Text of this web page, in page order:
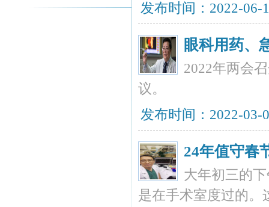
发布时间：2022-
眼科用药、
2022年两会
议。
发布时间：2022-
24年值守春
大年初三的
是在手术室度过的。